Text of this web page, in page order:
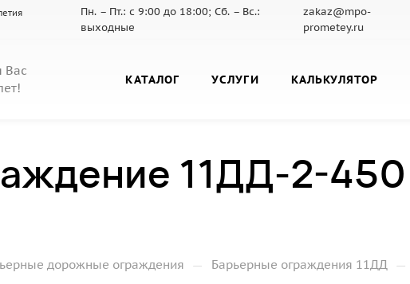
Пн. – Пт.: с 9:00 до 18:00; Сб. – Вс.:
выходные
zakaz@mpo-
prometey.ru
Вас
КАТАЛОГ УСЛУГИ КАЛЬКУЛЯТОР
11ДД-2-
дорожные ограждения — Барьерные ограждения 11ДД —